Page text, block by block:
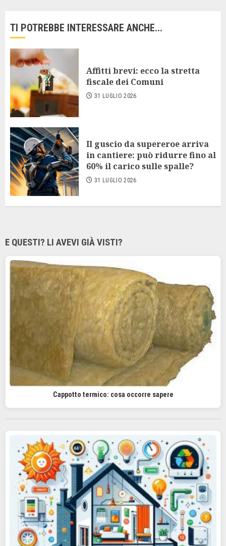
TI POTREBBE INTERESSARE ANCHE...
Affitti brevi: ecco la stretta
fiscale dei Comuni
31 LUGLIO 2026
Il guscio da supereroe arriva
in cantiere: può ridurre fino al
60% il carico sulle spalle?
31 LUGLIO 2026
E QUESTI? LI AVEVI GIÀ VISTI?
Cappotto termico: cosa occorre sapere